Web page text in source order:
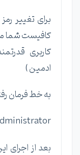
برای تغییر
کافیست شما
کاربری
ادمین )
به خط فرمان
*
بعد از